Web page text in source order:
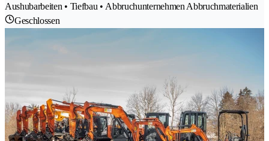
Aushubarbeiten • Tiefbau • Abbruchunternehmen Abbruchmaterialien
Geschlossen